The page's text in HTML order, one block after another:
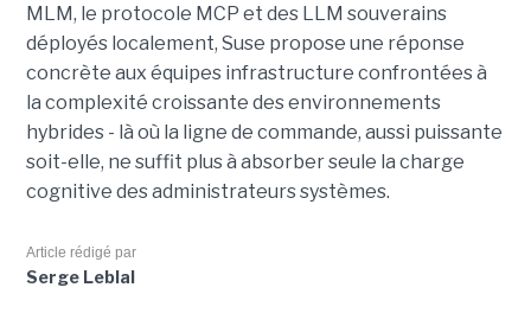
MLM, le protocole MCP et des LLM souverains
déployés localement, Suse propose une réponse
concrète aux équipes infrastructure confrontées à
la complexité croissante des environnements
hybrides - là où la ligne de commande, aussi puissante
soit-elle, ne suffit plus à absorber seule la charge
cognitive des administrateurs systèmes.
Article rédigé par
Serge Leblal